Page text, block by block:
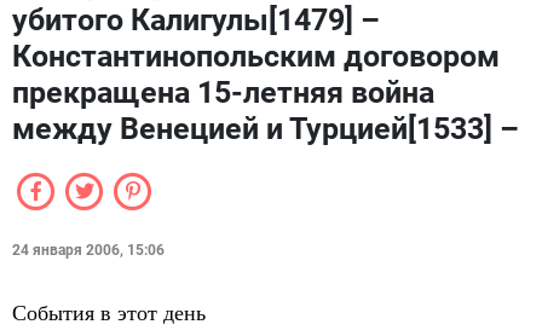
убитого Калигулы[1479] –
Константинопольским договором
прекращена 15-летняя война
между Венецией и Турцией[1533] –
24 января 2006, 15:06
События в этот день